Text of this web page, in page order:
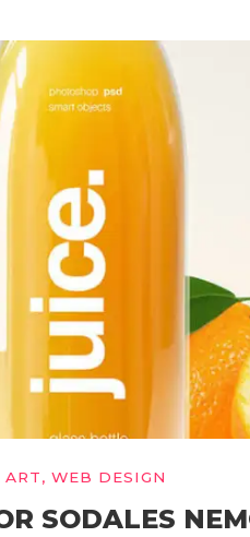
, WEB DESIGN
SODALES